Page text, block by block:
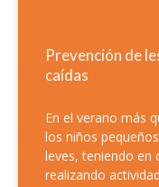
Prevención de
caídas
En el verano más
los niños
leves, teniendo en
realizando